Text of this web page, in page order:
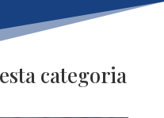
categoria